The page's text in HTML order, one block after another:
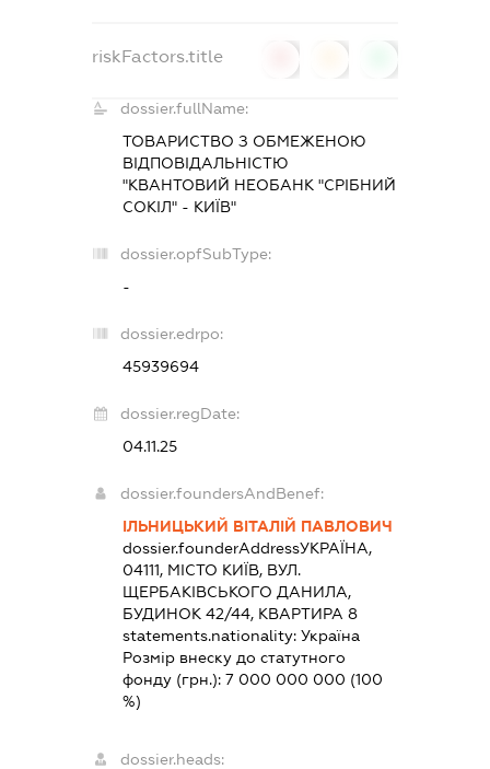
riskFactors.title
dossier.fullName:
ТОВАРИСТВО З ОБМЕЖЕНОЮ
ВІДПОВІДАЛЬНІСТЮ
"КВАНТОВИЙ НЕОБАНК "СРІБНИЙ
СОКІЛ" - КИЇВ"
dossier.opfSubType:
-
dossier.edrpo:
45939694
dossier.regDate:
04.11.25
dossier.foundersAndBenef:
ІЛЬНИЦЬКИЙ ВІТАЛІЙ ПАВЛОВИЧ
dossier.founderAddressУКРАЇНА,
04111, МІСТО КИЇВ, ВУЛ.
ЩЕРБАКІВСЬКОГО ДАНИЛА,
БУДИНОК 42/44, КВАРТИРА 8
statements.nationality: Україна
Розмір внеску до статутного
фонду (грн.): 7 000 000 000 (100
%)
dossier.heads: